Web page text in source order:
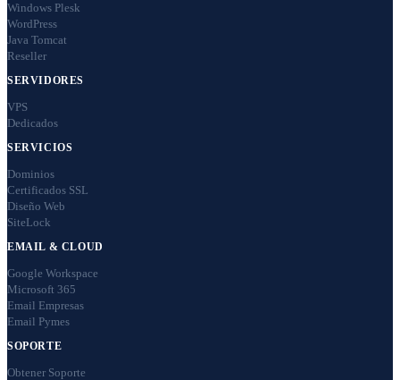
Windows Plesk
WordPress
Java Tomcat
Reseller
SERVIDORES
VPS
Dedicados
SERVICIOS
Dominios
Certificados SSL
Diseño Web
SiteLock
EMAIL & CLOUD
Google Workspace
Microsoft 365
Email Empresas
Email Pymes
SOPORTE
Obtener Soporte